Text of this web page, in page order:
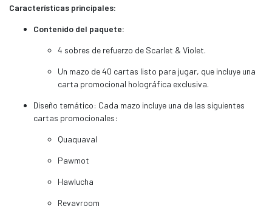
Características principales:
Contenido del paquete:
4 sobres de refuerzo de Scarlet & Violet.
Un mazo de 40 cartas listo para jugar, que incluye una
carta promocional holográfica exclusiva.
Diseño temático: Cada mazo incluye una de las siguientes
cartas promocionales:
Quaquaval
Pawmot
Hawlucha
Revavroom